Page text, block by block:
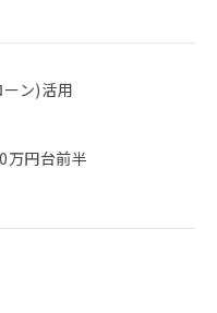
ン)活用
万円台前半